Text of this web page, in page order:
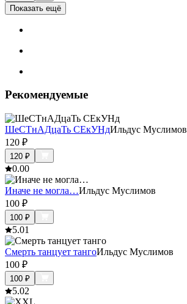
Показать ещё
Рекомендуемые
ШеСТнАДцаТь СЕкУНдИльдус Муслимов
120 ₽
120 ₽
0.00
Иначе не могла…Ильдус Муслимов
100 ₽
100 ₽
5.01
Смерть танцует тангоИльдус Муслимов
100 ₽
100 ₽
5.02